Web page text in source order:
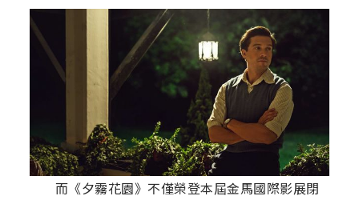
而《夕霧花園》不僅榮登本屆金馬國際影展閉